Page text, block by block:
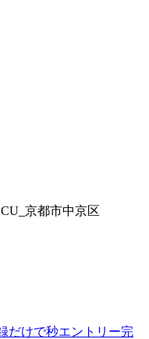
京都市中京区
だけで秒エントリー完